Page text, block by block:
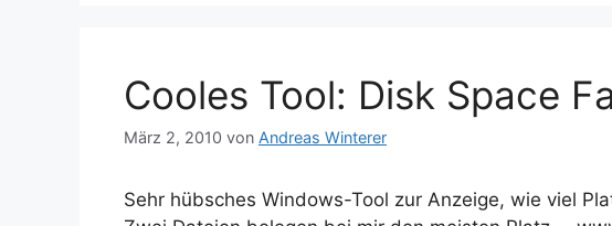
Cooles Tool: Disk Space
März 2, 2010 von Andreas Winterer
Sehr hübsches Windows-Tool zur Anzeige, wie viel